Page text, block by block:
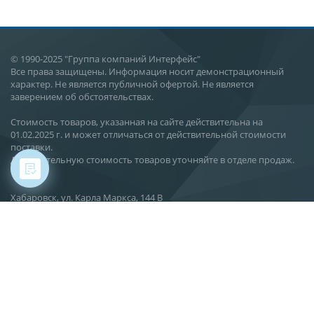
© 1990-2025 "Группа компаний Интерфейс"
Все права защищены. Информация носит демонстрационный
характер. Не является публичной офертой. Не является
заверением об обстоятельствах.
Стоимость товаров, указанная на сайте действительна на
01.02.2025 г. и может отличаться от действительной стоимости
поставки.
Действительную стоимость товаров уточняйте в отделе продаж.
Хабаровск, ул. Карла Маркса, 144 В